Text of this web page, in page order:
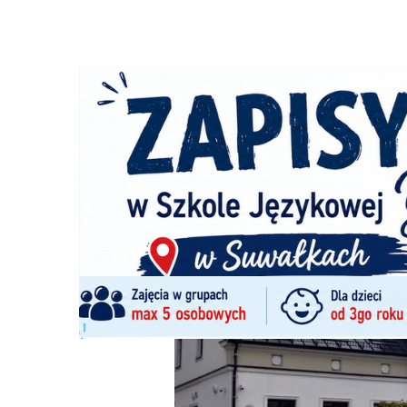
Ścieżka
nawigacyjna
Strona główna
Zmiany w
Z ŻYCIA SZKÓŁ 04/09/2024 / 2 Komentarzy
Zmiany w opłatach za pobyt dziecka w